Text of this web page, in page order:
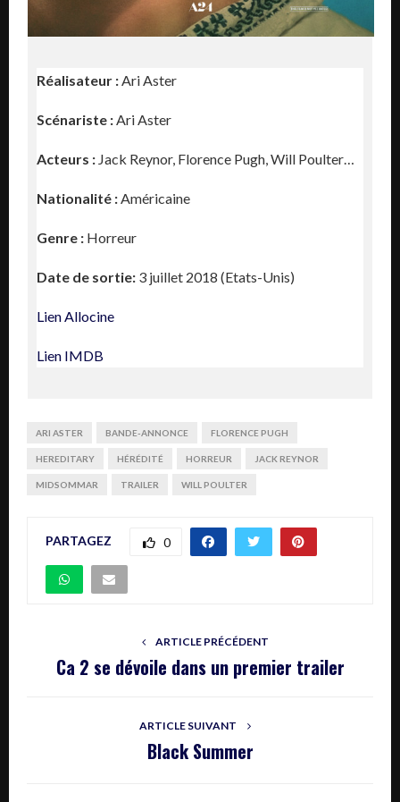
Réalisateur :Ari Aster
Scénariste :Ari Aster
Acteurs : Jack Reynor, Florence Pugh, Will Poulter…
Nationalité :Américaine
Genre : Horreur
Date de sortie: 3 juillet 2018 (Etats-Unis)
Lien Allocine
Lien IMDB
ARI ASTER BANDE-ANNONCE FLORENCE PUGH
HEREDITARY HÉRÉDITÉ HORREUR JACK REYNOR
MIDSOMMAR TRAILER WILL POULTER
PARTAGEZ 0
ARTICLE PRÉCÉDENT
Ca 2 se dévoile dans un premier trailer
ARTICLE SUIVANT
Black Summer